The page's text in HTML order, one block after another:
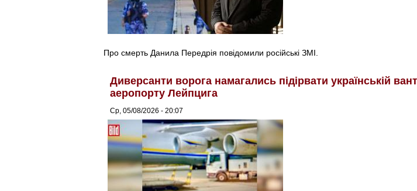
Про смерть Данила Передрія повідомили російські ЗМІ.
Диверсанти ворога намагались підірвати українській
аеропорту Лейпцига
Ср, 05/08/2026 - 20:07